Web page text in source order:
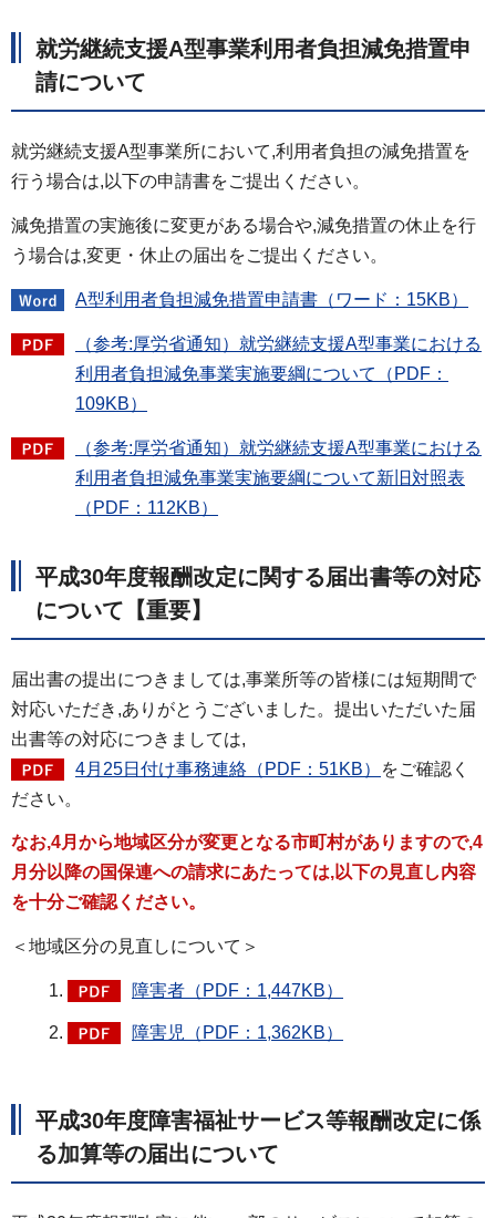
就労継続支援A型事業利用者負担減免措置申
請について
就労継続支援A型事業所において,利用者負担の減免措置を
行う場合は,以下の申請書をご提出ください。
減免措置の実施後に変更がある場合や,減免措置の休止を行
う場合は,変更・休止の届出をご提出ください。
A型利用者負担減免措置申請書（ワード：15KB）
（参考:厚労省通知）就労継続支援A型事業における
利用者負担減免事業実施要綱について（PDF：
109KB）
（参考:厚労省通知）就労継続支援A型事業における
利用者負担減免事業実施要綱について新旧対照表
（PDF：112KB）
平成30年度報酬改定に関する届出書等の対応
について【重要】
届出書の提出につきましては,事業所等の皆様には短期間で
対応いただき,ありがとうございました。提出いただいた届
出書等の対応につきましては,
4月25日付け事務連絡（PDF：51KB）
をご確認く
ださい。
なお,4月から地域区分が変更となる市町村がありますので,4
月分以降の国保連への請求にあたっては,以下の見直し内容
を十分ご確認ください。
＜地域区分の見直しについて＞
障害者（PDF：1,447KB）
障害児（PDF：1,362KB）
平成30年度障害福祉サービス等報酬改定に係
る加算等の届出について